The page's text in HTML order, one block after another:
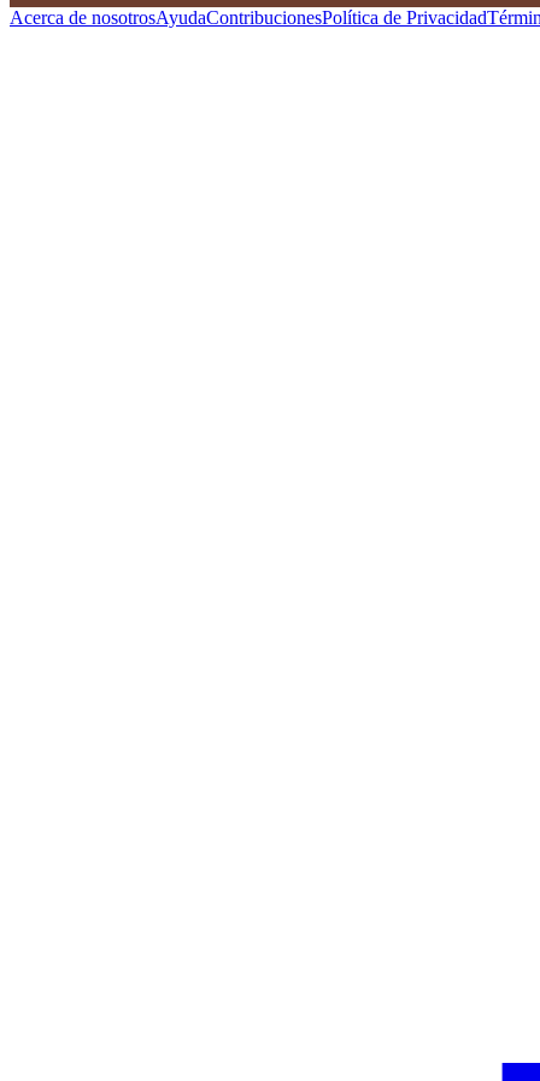
Acerca de nosotrosAyudaContribucionesPolítica de Privacidad